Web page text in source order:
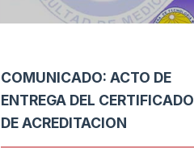
COMUNICADO: ACTO DE
ENTREGA DEL CERTIFICADO
DE ACREDITACION